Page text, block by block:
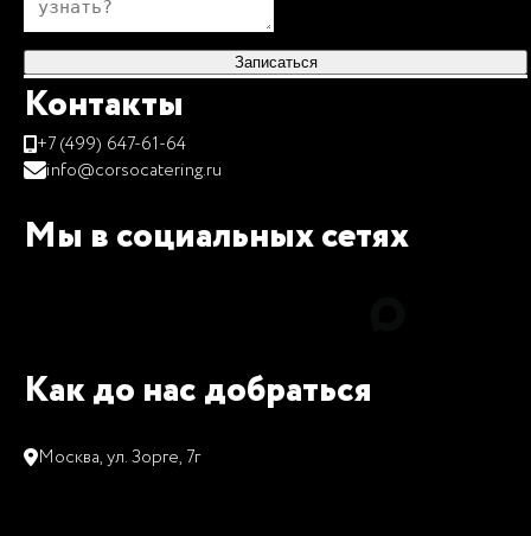
Записаться
Контакты
+7 (499) 647-61-64
info@corsocatering.ru
Мы в социальных сетях
Как до нас добраться
Москва, ул. Зорге, 7г